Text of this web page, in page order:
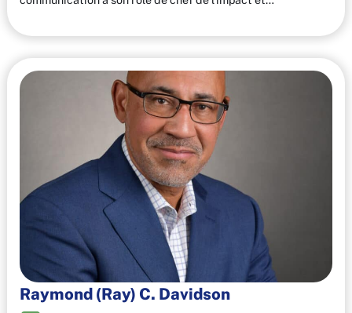
Raymond (Ray) C. Davidson